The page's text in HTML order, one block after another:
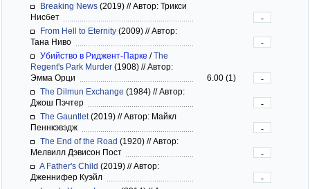
Breaking News (2019) //Автор: Трикси
Нисбет
-
From Hell to Eternity (2009) //Автор:
Тана Ниво
-
Убийство в Риджент-Парке /The
Regent's Park Murder (1908) //Автор:
Эмма Орци
6.00 (1)
-
The Dilmun Exchange (1984) //Автор:
Джош Пэчтер
-
The Gauntlet(2019) //Автор: Майкл
Пеннкэвэдж
-
The End of the Road (1920) //Автор:
Мелвилл Дэвисон Пост
-
A Father's Child (2019) //Автор:
Дженнифер Куэйл
-